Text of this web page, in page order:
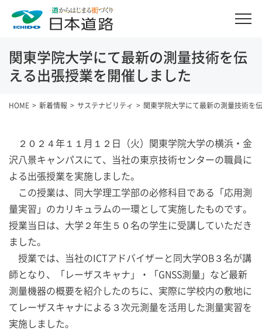
関東学院大学にて最新の測量技術を伝
える出張授業を開催しました
HOME 新着情報 サステナビリティ 関東学院大学にて最新の測量技術を
２０２４年１１月１２日（火）関東学院大学の横浜・金
沢八景キャンパスにて、当社の東京技術センターの職員に
よる出張授業を実施しました。
この授業は、同大学理工学部の必修科目である「応用測
量実習」のカリキュラムの一環として実施したものです。
授業当日は、大学２年生５０名の学生に受講していただき
ました。
授業では、当社のICTアドバイザーと同大学OB３名が講
師となり、「レーザスキャナ」・「GNSS測量」など最新
測量機器の概要を紹介したのちに、実際に学校内の敷地に
てレーザスキャナによる３次元測量を活用した測量実習を
実施しました。